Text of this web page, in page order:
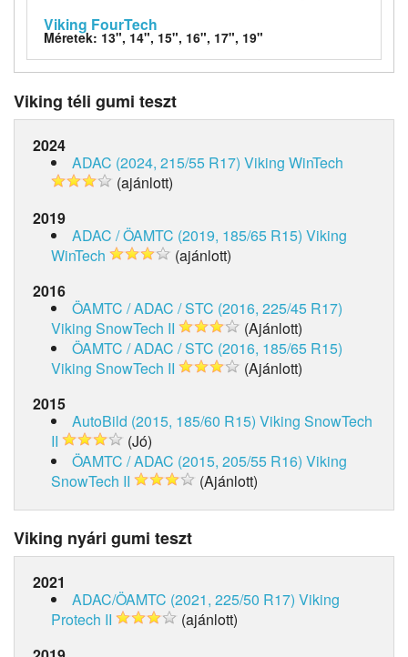
Viking FourTech
Méretek: 13", 14", 15", 16", 17", 19"
Viking téli gumi teszt
2024
ADAC (2024, 215/55 R17) Viking WinTech
(ajánlott)
2019
ADAC / ÖAMTC (2019, 185/65 R15) Viking
WinTech
(ajánlott)
2016
ÖAMTC / ADAC / STC (2016, 225/45 R17)
Viking SnowTech II
(Ajánlott)
ÖAMTC / ADAC / STC (2016, 185/65 R15)
Viking SnowTech II
(Ajánlott)
2015
AutoBild (2015, 185/60 R15) Viking SnowTech
II
(Jó)
ÖAMTC / ADAC (2015, 205/55 R16) Viking
SnowTech II
(Ajánlott)
Viking nyári gumi teszt
2021
ADAC/ÖAMTC (2021, 225/50 R17) Viking
Protech II
(ajánlott)